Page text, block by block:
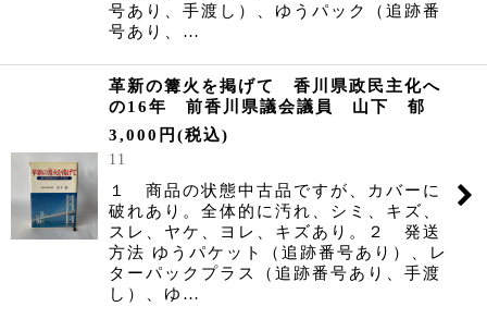
号あり、手渡し）、ゆうパック（追跡番
号あり、…
革新の篝火を掲げて 香川県政民主化へ
の16年 前香川県議会議員 山下 郁
3,000 円 (税込)
11
１ 商品の状態中古品ですが、カバーに
破れあり。全体的に汚れ、シミ、キズ、
スレ、ヤケ、ヨレ、キズあり。２ 発送
方法 ゆうパケット（追跡番号あり）、レ
ターパックプラス（追跡番号あり、手渡
し）、ゆ…